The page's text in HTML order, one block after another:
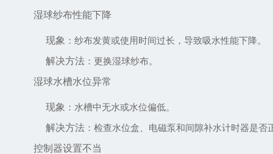
湿球纱布性能下降
现象 ：纱布发黄或使用时间过长，导致吸水性能下降。
解决方法 ：更换湿球纱布。
湿球水槽水位异常
现象 ：水槽中无水或水位偏低。
解决方法 ：检查水位盒、电磁泵和间隙补水计时器是
控制器设置不当